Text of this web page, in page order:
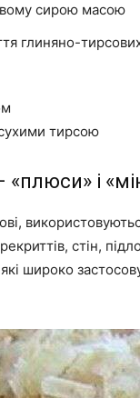
сирою масою
глиняно-
тирсою
«плюси» і «
стін,
широко